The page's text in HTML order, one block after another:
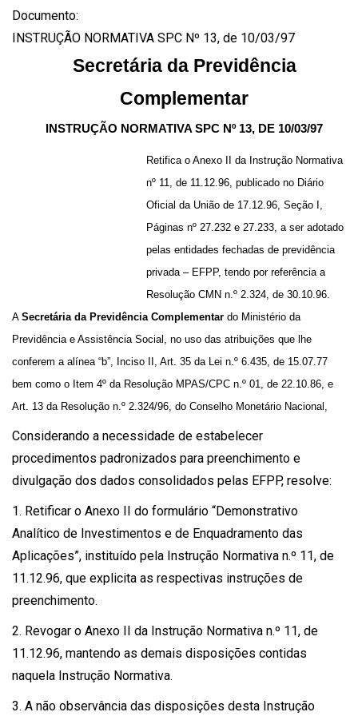
Documento:
INSTRUÇÃO NORMATIVA SPC Nº 13, de 10/03/97
Secretária da Previdência
Complementar
INSTRUÇÃO NORMATIVA SPC Nº 13, DE 10/03/97
Retifica o Anexo II da Instrução Normativa
nº 11, de 11.12.96, publicado no Diário
Oficial da União de 17.12.96, Seção I,
Páginas nº 27.232 e 27.233, a ser adotado
pelas entidades fechadas de previdência
privada – EFPP, tendo por referência a
Resolução CMN n.º 2.324, de 30.10.96.
A Secretária da Previdência Complementar do Ministério da
Previdência e Assistência Social, no uso das atribuições que lhe
conferem a alínea “b”, Inciso II, Art. 35 da Lei n.º 6.435, de 15.07.77
bem como o Item 4º da Resolução MPAS/CPC n.º 01, de 22.10.86, e
Art. 13 da Resolução n.º 2.324/96, do Conselho Monetário Nacional,
Considerando a necessidade de estabelecer
procedimentos padronizados para preenchimento e
divulgação dos dados consolidados pelas EFPP, resolve:
1. Retificar o Anexo II do formulário “Demonstrativo
Analítico de Investimentos e de Enquadramento das
Aplicações”, instituído pela Instrução Normativa n.º 11, de
11.12.96, que explicita as respectivas instruções de
preenchimento.
2. Revogar o Anexo II da Instrução Normativa n.º 11, de
11.12.96, mantendo as demais disposições contidas
naquela Instrução Normativa.
3. A não observância das disposições desta Instrução